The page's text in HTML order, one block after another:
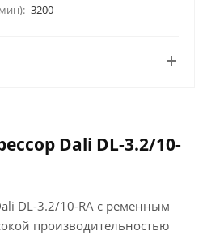
3200
Dali DL-3.2/10-
DL-3.2/10-RA с ременным
производительностью